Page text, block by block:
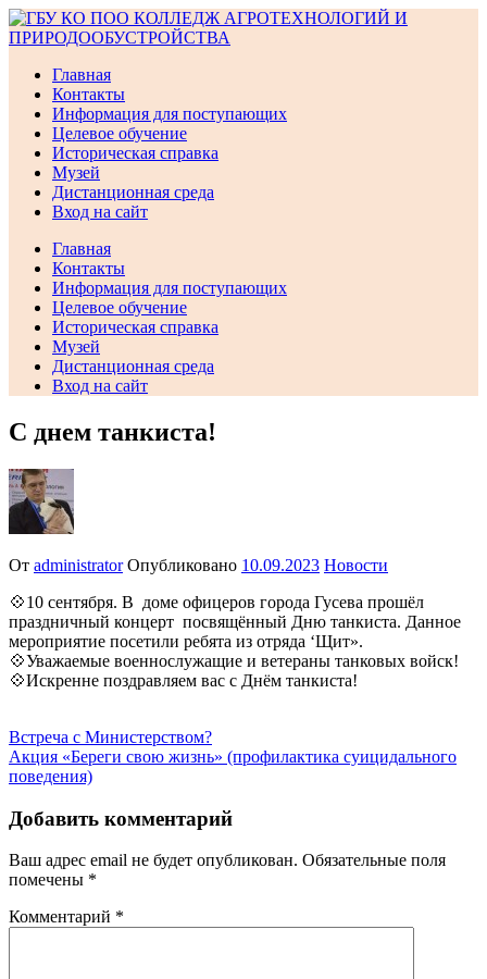
Перейти
к
Главная
Контакты
Информация для поступающих
Целевое обучение
Историческая справка
Музей
Дистанционная среда
Вход на сайт
Главная
Контакты
Информация для поступающих
Целевое обучение
Историческая справка
Музей
Дистанционная среда
Вход на сайт
С днем танкиста!
От administrator Опубликовано 10.09.2023 Новости
💠10 сентября. В доме офицеров города Гусева прошёл
праздничный концерт посвящённый Дню танкиста. Данное
мероприятие посетили ребята из отряда ‘Щит».
💠Уважаемые военнослужащие и ветераны танковых войск!
💠Искренне поздравляем вас с Днём танкиста!
Навигация
по
Встреча с Министерством?
Акция «Береги свою жизнь» (профилактика суицидального
поведения)
Добавить комментарий
Ваш адрес email не будет опубликован. Обязательные поля
помечены *
Комментарий *